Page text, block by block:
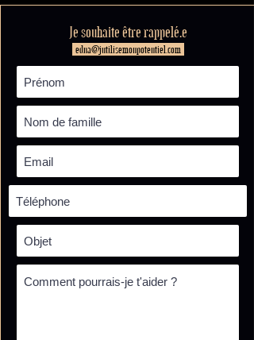
Je souhaite être rappelé.e
edna@jutilisemonpotentiel.com